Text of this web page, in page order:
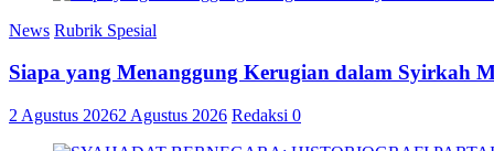
News Rubrik Spesial
Siapa yang Menanggung Kerugian dalam Syirkah
2 Agustus 20262 Agustus 2026 Redaksi 0